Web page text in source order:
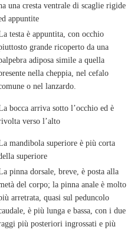
una cresta ventrale di scaglie rigide
appuntite
testa è appuntita, con occhio
grande ricoperto da una
adiposa simile a quella
nella cheppia, nel cefalo
o nel lanzardo.
bocca arriva sotto l’occhio ed è
verso l’alto
mandibola superiore è più corta
superiore
pinna dorsale, breve, è posta alla
del corpo; la pinna anale è molto
arretrata, quasi sul peduncolo
è più lunga e bassa, con i due
più posteriori ingrossati e più